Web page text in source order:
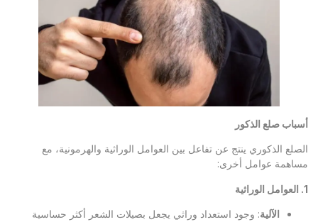
أسباب صلع الذكور
الصلع الذكوري ينتج عن تفاعل بين العوامل الوراثية والهرمونية، مع
مساهمة عوامل أخرى:
1. العوامل الوراثية
الآلية: وجود استعداد وراثي يجعل بصيلات الشعر أكثر حساسية